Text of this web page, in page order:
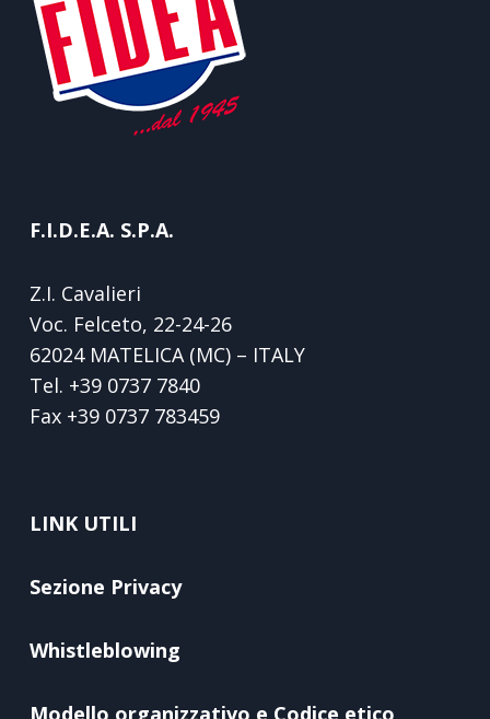
F.I.D.E.A. S.P.A.
Z.I. Cavalieri
Voc. Felceto, 22-24-26
62024 MATELICA (MC) – ITALY
Tel. +39 0737 7840
Fax +39 0737 783459
LINK UTILI
Sezione Privacy
Whistleblowing
Modello organizzativo e Codice etico